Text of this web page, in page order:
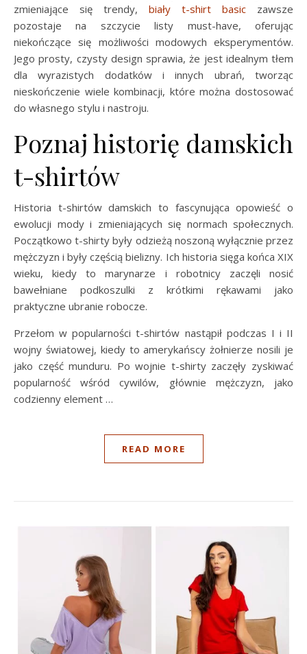
zmieniające się trendy, biały t-shirt basic zawsze
pozostaje na szczycie listy must-have, oferując
niekończące się możliwości modowych eksperymentów.
Jego prosty, czysty design sprawia, że jest idealnym tłem
dla wyrazistych dodatków i innych ubrań, tworząc
nieskończenie wiele kombinacji, które można dostosować
do własnego stylu i nastroju.
Poznaj historię damskich
t-shirtów
Historia t-shirtów damskich to fascynująca opowieść o
ewolucji mody i zmieniających się normach społecznych.
Początkowo t-shirty były odzieżą noszoną wyłącznie przez
mężczyzn i były częścią bielizny. Ich historia sięga końca XIX
wieku, kiedy to marynarze i robotnicy zaczęli nosić
bawełniane podkoszulki z krótkimi rękawami jako
praktyczne ubranie robocze.
Przełom w popularności t-shirtów nastąpił podczas I i II
wojny światowej, kiedy to amerykańscy żołnierze nosili je
jako część munduru. Po wojnie t-shirty zaczęły zyskiwać
popularność wśród cywilów, głównie mężczyzn, jako
codzienny element …
READ MORE